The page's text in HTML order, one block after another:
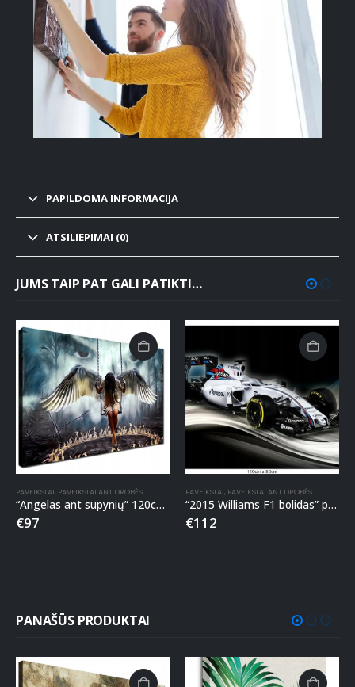
PAPILDOMA INFORMACIJA
ATSILIEPIMAI (0)
JUMS TAIP PAT GALI PATIKTI…
PAVEIKSLAI PAVEIKSLAI ANT DROBĖS
“Angelas ant supynių” 120cm x 80cm paveikslas ant drobės
€97
PAVEIKSLAI PAVEIKSLAI ANT DROBĖS
“2015 Williams F1 bolidas” paveikslas ant drobės
€112
PANAŠŪS PRODUKTAI